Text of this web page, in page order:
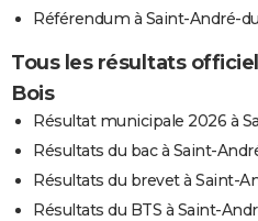
Référendum à Saint-André-
Tous les résultats
Bois
Résultat municipale 2026 à
Résultats du bac à Saint-
Résultats du brevet à Saint-
Résultats du BTS à Saint-